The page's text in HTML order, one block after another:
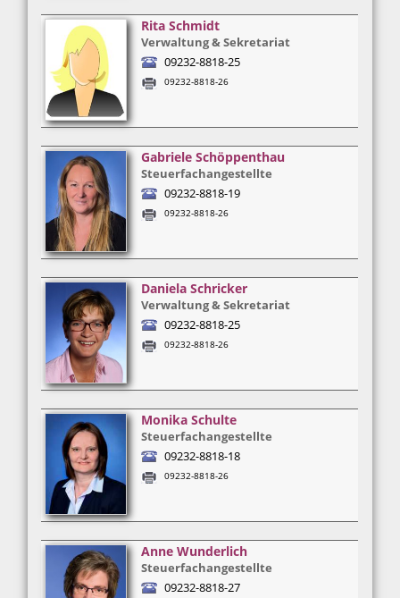
Rita Schmidt
Verwaltung & Sekretariat
09232-8818-25
09232-8818-26
Gabriele Schöppenthau
Steuerfachangestellte
09232-8818-19
09232-8818-26
Daniela Schricker
Verwaltung & Sekretariat
09232-8818-25
09232-8818-26
Monika Schulte
Steuerfachangestellte
09232-8818-18
09232-8818-26
Anne Wunderlich
Steuerfachangestellte
09232-8818-27